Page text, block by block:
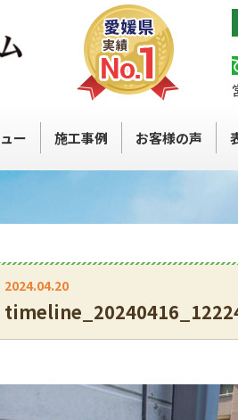
ー 施工事例 お客様の声
2024.04.20